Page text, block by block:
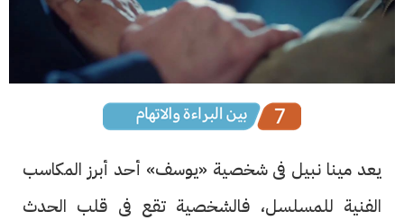
يعد مينا نبيل فى شخصية «يوسف» أحد أبرز المكاسب
الفنية للمسلسل، فالشخصية تقع فى قلب الحدث